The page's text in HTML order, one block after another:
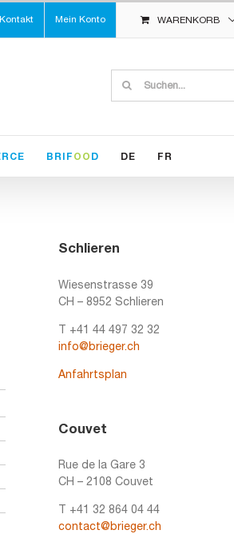
Kontakt Mein Konto WARENKORB
nach:
BRIF OO D DE FR
Schlieren
Wiesenstrasse 39
CH – 8952 Schlieren
T +41 44 497 32 32
info@brieger.ch
Anfahrtsplan
Couvet
Rue de la Gare 3
CH – 2108 Couvet
T +41 32 864 04 44
contact@brieger.ch